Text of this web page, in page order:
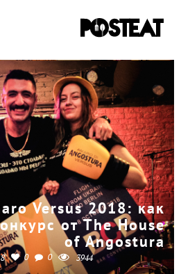
Versus 2018: как
от The House
of Angostura
0 0 3944